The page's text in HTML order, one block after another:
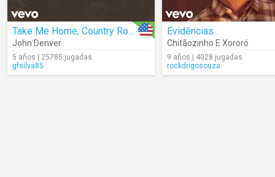
Take Me Home, Country Roads (Audio)
John Denver
5 años | 25785 jugadas
gfsilva85
Evidências
Chitãozinho E Xororó
9 años | 4028 jugadas
rockdrigosouza